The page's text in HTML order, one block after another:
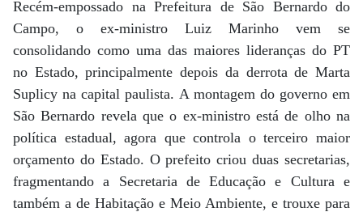
Recém-empossado na Prefeitura de São Bernardo do
Campo, o ex-ministro Luiz Marinho vem se
consolidando como uma das maiores lideranças do PT
no Estado, principalmente depois da derrota de Marta
Suplicy na capital paulista. A montagem do governo em
São Bernardo revela que o ex-ministro está de olho na
política estadual, agora que controla o terceiro maior
orçamento do Estado. O prefeito criou duas secretarias,
fragmentando a Secretaria de Educação e Cultura e
também a de Habitação e Meio Ambiente, e trouxe para